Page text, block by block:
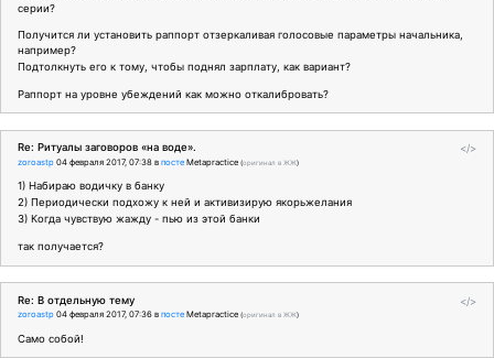
серии?
Получится ли установить раппорт отзеркаливая голосовые параметры начальника,
например?
Подтолкнуть его к тому, чтобы поднял зарплату, как вариант?
Раппорт на уровне убеждений как можно откалибровать?
</>
Re: Ритуалы заговоров «на воде».
zoroastp 04 февраля 2017, 07:38 в посте Metapractice (оригинал в ЖЖ)
1) Набираю водичку в банку
2) Периодически подхожу к ней и активизирую якорьжелания
3) Когда чувствую жажду - пью из этой банки
так получается?
</>
Re: В отдельную тему
zoroastp 04 февраля 2017, 07:36 в посте Metapractice (оригинал в ЖЖ)
Само собой!